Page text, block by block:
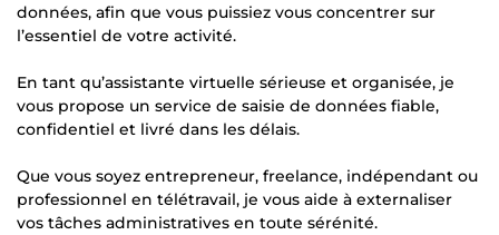
données, afin que vous puissiez vous concentrer sur
l’essentiel de votre activité.
En tant qu’assistante virtuelle sérieuse et organisée, je
vous propose un service de saisie de données fiable,
confidentiel et livré dans les délais.
Que vous soyez entrepreneur, freelance, indépendant ou
professionnel en télétravail, je vous aide à externaliser
vos tâches administratives en toute sérénité.